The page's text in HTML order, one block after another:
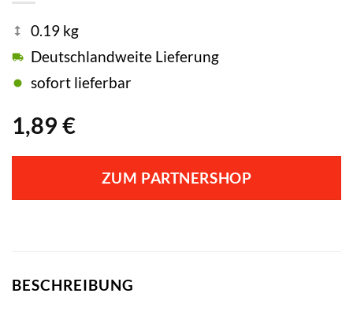
1,89 €
0.19 kg
Deutschlandweite Lieferung
sofort lieferbar
ZUM PARTNERSHOP
BESCHREIBUNG